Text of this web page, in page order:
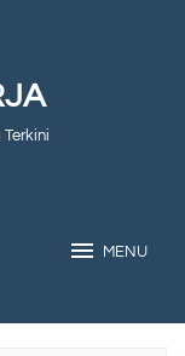
Terkini
MENU